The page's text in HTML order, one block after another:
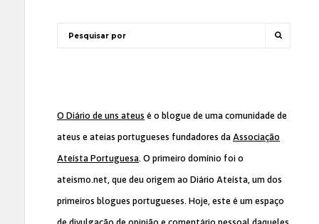
O Diário de uns ateus é o blogue de uma comunidade de
ateus e ateias portugueses fundadores da Associação
Ateísta Portuguesa. O primeiro domínio foi o
ateismo.net, que deu origem ao Diário Ateísta, um dos
primeiros blogues portugueses. Hoje, este é um espaço